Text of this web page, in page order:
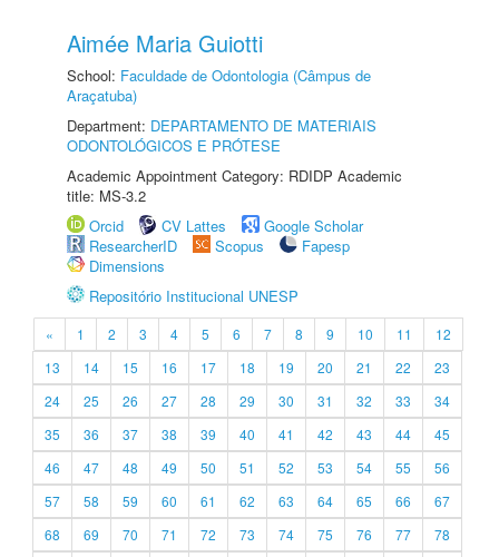
Aimée Maria Guiotti
School: Faculdade de Odontologia (Câmpus de
Araçatuba)
Department: DEPARTAMENTO DE MATERIAIS
ODONTOLÓGICOS E PRÓTESE
Academic Appointment Category: RDIDP Academic
title: MS-3.2
Orcid
CV Lattes
Google Scholar
ResearcherID
Scopus
Fapesp
Dimensions
Repositório Institucional UNESP
« 1 2 3 4 5 6 7 8 9 10 11
12
13
14 15 16 17 18 19 20 21 22
23
24
25 26 27 28 29 30 31 32 33
34
35
36 37 38 39 40 41 42 43 44
45
46
47 48 49 50 51 52 53 54 55
56
57
58 59 60 61 62 63 64 65 66
67
68
69 70 71 72 73 74 75 76 77
78